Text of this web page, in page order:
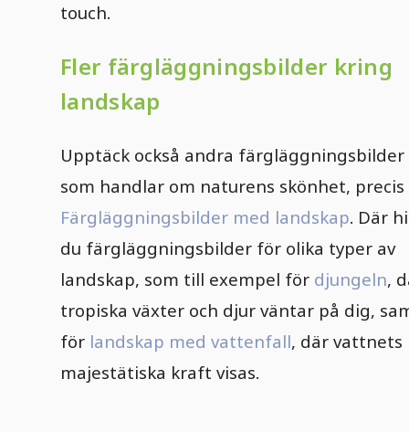
touch.
Fler färgläggningsbilder kring
landskap
Upptäck också andra färgläggningsbilder
som handlar om naturens skönhet, precis
Färgläggningsbilder med landskap. Där
du färgläggningsbilder för olika typer av
landskap, som till exempel för djungeln,
tropiska växter och djur väntar på dig,
för landskap med vattenfall, där vattnets
majestätiska kraft visas.